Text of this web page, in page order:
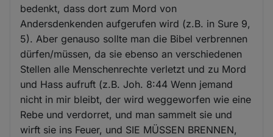
bedenkt, dass dort zum Mord von
Andersdenkenden aufgerufen wird (z.B. in Sure 9,
5). Aber genauso sollte man die Bibel verbrennen
dürfen/müssen, da sie ebenso an verschiedenen
Stellen alle Menschenrechte verletzt und zu Mord
und Hass aufruft (z.B. Joh. 8:44 Wenn jemand
nicht in mir bleibt, der wird weggeworfen wie eine
Rebe und verdorret, und man sammelt sie und
wirft sie ins Feuer, und SIE MÜSSEN BRENNEN,